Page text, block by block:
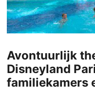
Avontuurlijk
Disneyland
familiekamers